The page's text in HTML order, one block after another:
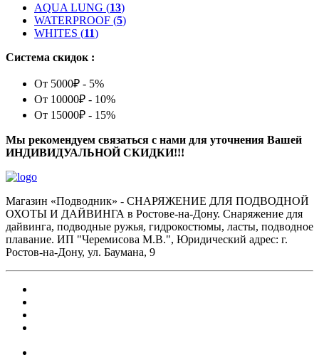
AQUA LUNG (13)
WATERPROOF (5)
WHITES (11)
Система скидок :
От 5000₽ - 5%
От 10000₽ - 10%
От 15000₽ - 15%
Мы рекомендуем связаться с нами для уточнения Вашей
ИНДИВИДУАЛЬНОЙ СКИДКИ!!!
Магазин «Подводник» - СНАРЯЖЕНИЕ ДЛЯ ПОДВОДНОЙ
ОХОТЫ И ДАЙВИНГА в Ростове-на-Дону. Снаряжение для
дайвинга, подводные ружья, гидрокостюмы, ласты, подводное
плавание. ИП "Черемисова М.В.", Юридический адрес: г.
Ростов-на-Дону, ул. Баумана, 9